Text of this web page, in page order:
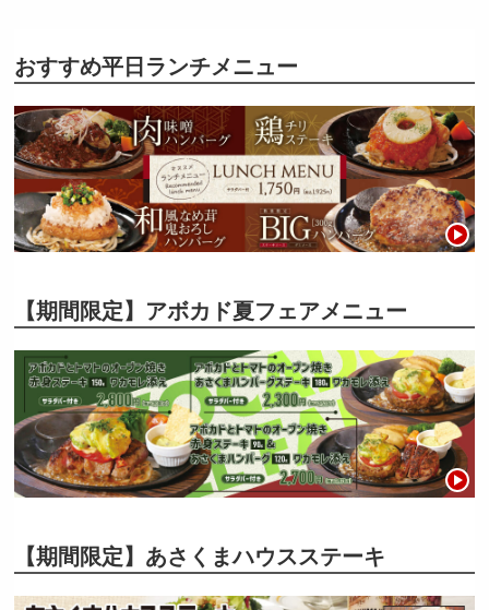
おすすめ平日ランチメニュー
【期間限定】アボカド夏フェアメニュー
【期間限定】あさくまハウスステーキ